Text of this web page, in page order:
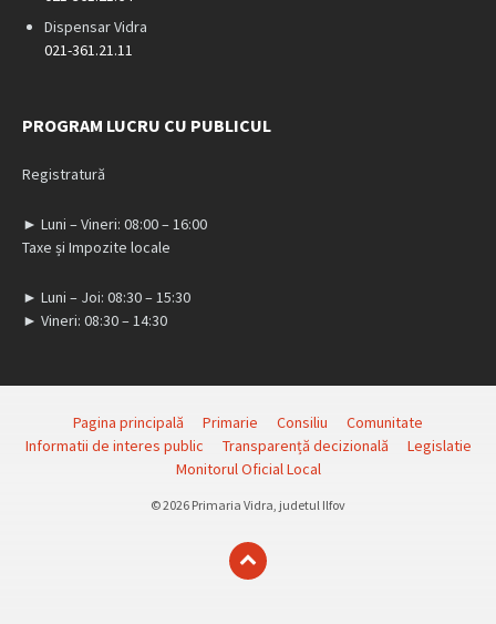
Dispensar Vidra
021-361.21.11
PROGRAM LUCRU CU PUBLICUL
Registratură
► Luni – Vineri: 08:00 – 16:00
Taxe și Impozite locale
► Luni – Joi: 08:30 – 15:30
► Vineri: 08:30 – 14:30
Pagina principală Primarie Consiliu
Comunitate
Informatii de interes public
Transparență decizională
Legislatie
Monitorul Oficial Local
© 2026 Primaria Vidra, judetul Ilfov